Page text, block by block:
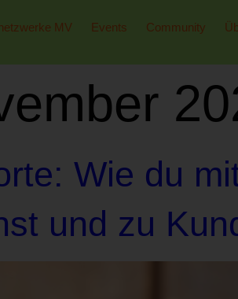
MV Events Community
Wie du
und zu